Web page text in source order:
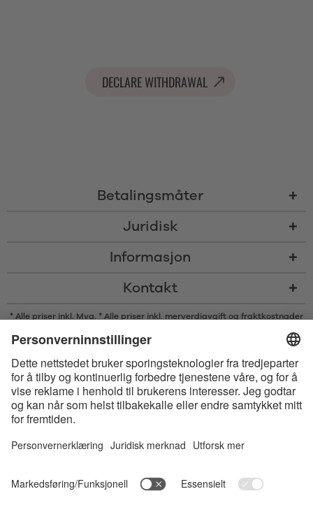
DECLARE WITHDRAWAL
Betalingsmåter
Juridisk
Informasjon
Kontakt
* Alle priser inkl. Mva. * Alle priser inkl. merverdiavgift og fraktkostnader
* Bluetooth®s ordmerke og logoer er registrerte varemerker som eies av
Bluetooth SIG, Inc., og enhver bruk av slike merker av Satisfyer GmbH
skjer på lisens.